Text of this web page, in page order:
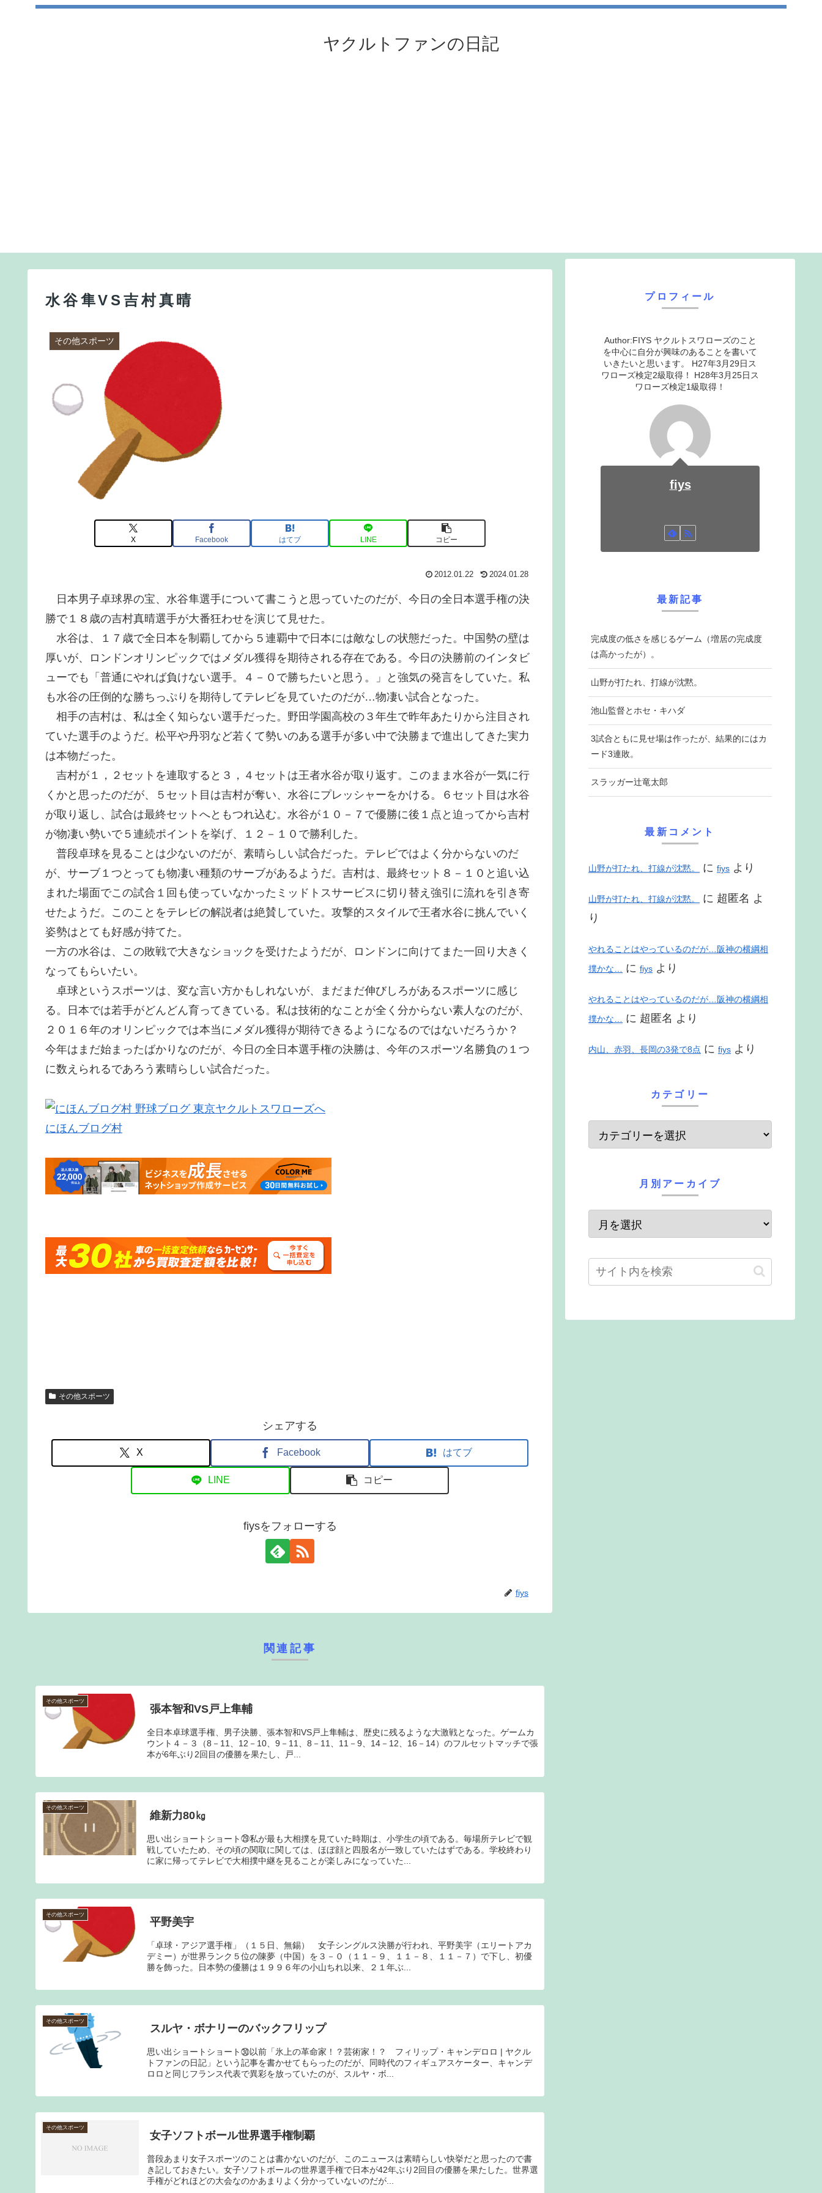
ヤクルトファンの日記
水谷隼VS吉村真晴
その他スポーツ
X Facebook はてブ LINE コピー
2012.01.22 2024.01.28
日本男子卓球界の宝、水谷隼選手について書こうと思っていたのだが、今日の全日本選手権の決
勝で１８歳の吉村真晴選手が大番狂わせを演じて見せた。
水谷は、１７歳で全日本を制覇してから５連覇中で日本には敵なしの状態だった。中国勢の壁は
厚いが、ロンドンオリンピックではメダル獲得を期待される存在である。今日の決勝前のインタビ
ューでも「普通にやれば負けない選手。４－０で勝ちたいと思う。」と強気の発言をしていた。私
も水谷の圧倒的な勝ちっぷりを期待してテレビを見ていたのだが…物凄い試合となった。
相手の吉村は、私は全く知らない選手だった。野田学園高校の３年生で昨年あたりから注目され
ていた選手のようだ。松平や丹羽など若くて勢いのある選手が多い中で決勝まで進出してきた実力
は本物だった。
吉村が１，２セットを連取すると３，４セットは王者水谷が取り返す。このまま水谷が一気に行
くかと思ったのだが、５セット目は吉村が奪い、水谷にプレッシャーをかける。６セット目は水谷
が取り返し、試合は最終セットへともつれ込む。水谷が１０－７で優勝に後１点と迫ってから吉村
が物凄い勢いで５連続ポイントを挙げ、１２－１０で勝利した。
普段卓球を見ることは少ないのだが、素晴らしい試合だった。テレビではよく分からないのだ
が、サーブ１つとっても物凄い種類のサーブがあるようだ。吉村は、最終セット８－１０と追い込
まれた場面でこの試合１回も使っていなかったミッドトスサービスに切り替え強引に流れを引き寄
せたようだ。このことをテレビの解説者は絶賛していた。攻撃的スタイルで王者水谷に挑んでいく
姿勢はとても好感が持てた。
一方の水谷は、この敗戦で大きなショックを受けたようだが、ロンドンに向けてまた一回り大きく
なってもらいたい。
卓球というスポーツは、変な言い方かもしれないが、まだまだ伸びしろがあるスポーツに感じ
る。日本では若手がどんどん育ってきている。私は技術的なことが全く分からない素人なのだが、
２０１６年のオリンピックでは本当にメダル獲得が期待できるようになるのではないだろうか？
今年はまだ始まったばかりなのだが、今日の全日本選手権の決勝は、今年のスポーツ名勝負の１つ
に数えられるであろう素晴らしい試合だった。
にほんブログ村
その他スポーツ
シェアする
X Facebook はてブ
LINE コピー
fiysをフォローする
fiys
関連記事
その他スポーツ
張本智和VS戸上隼輔
全日本卓球選手権、男子決勝、張本智和VS戸上隼輔は、歴史に残るような大激戦となった。ゲームカ
ウント４－３（8－11、12－10、9－11、8－11、11－9、14－12、16－14）のフルセットマッチで張
本が6年ぶり2回目の優勝を果たし、戸...
その他スポーツ
維新力80㎏
思い出ショートショート㉙私が最も大相撲を見ていた時期は、小学生の頃である。毎場所テレビで観
戦していたため、その頃の関取に関しては、ほぼ顔と四股名が一致していたはずである。学校終わり
に家に帰ってテレビで大相撲中継を見ることが楽しみになっていた...
その他スポーツ
平野美宇
「卓球・アジア選手権」（１５日、無錫） 女子シングルス決勝が行われ、平野美宇（エリートアカ
デミー）が世界ランク５位の陳夢（中国）を３－０（１１－９、１１－８、１１－７）で下し、初優
勝を飾った。日本勢の優勝は１９９６年の小山ちれ以来、２１年ぶ...
その他スポーツ
スルヤ・ボナリーのバックフリップ
思い出ショートショート㉚以前「氷上の革命家！？芸術家！？ フィリップ・キャンデロロ | ヤクル
トファンの日記」という記事を書かせてもらったのだが、同時代のフィギュアスケーター、キャンデ
ロロと同じフランス代表で異彩を放っていたのが、スルヤ・ボ...
その他スポーツ
女子ソフトボール世界選手権制覇
普段あまり女子スポーツのことは書かないのだが、このニュースは素晴らしい快挙だと思ったので書
き記しておきたい。女子ソフトボールの世界選手権で日本が42年ぶり2回目の優勝を果たした。世界選
手権がどれほどの大会なのかあまりよく分かっていないのだが...
プロフィール
Author:FIYS ヤクルトスワローズのこと
を中心に自分が興味のあることを書いて
いきたいと思います。 H27年3月29日ス
ワローズ検定2級取得！ H28年3月25日ス
ワローズ検定1級取得！
fiys
最新記事
完成度の低さを感じるゲーム（増居の完成度
は高かったが）。
山野が打たれ、打線が沈黙。
池山監督とホセ・キハダ
3試合ともに見せ場は作ったが、結果的にはカ
ード3連敗。
スラッガー辻竜太郎
最新コメント
山野が打たれ、打線が沈黙。 に fiys より
山野が打たれ、打線が沈黙。 に 超匿名 よ
り
やれることはやっているのだが…阪神の横綱相
撲かな… に fiys より
やれることはやっているのだが…阪神の横綱相
撲かな… に 超匿名 より
内山、赤羽、長岡の3発で8点 に fiys より
カテゴリー
月別アーカイブ